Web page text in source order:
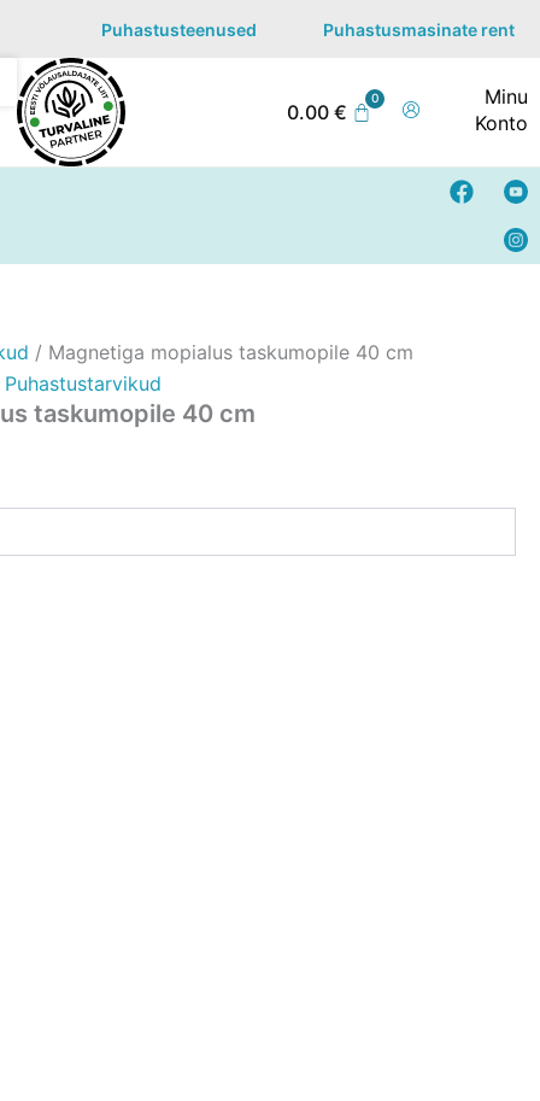
Puhastusteenused Puhastusmasinate rent
0.00 €
Minu
Konto
F
a
Y
o
u
t
/ Magnetiga mopialus taskumopile 40 cm
Puhastustarvikud
taskumopile 40 cm